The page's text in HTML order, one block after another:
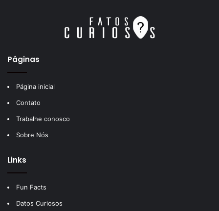
Páginas
Página inicial
Contato
Trabalhe conosco
Sobre Nós
Links
Fun Facts
Datos Curiosos